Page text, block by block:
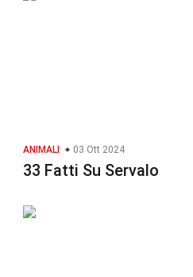
ANIMALI 03 Ott 2024
33 Fatti Su Servalo